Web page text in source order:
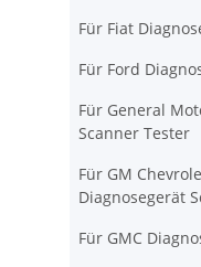
Für Fiat
Für Ford
Für General
Scanner Tester
Für GM
Diagnosegerät
Für GMC